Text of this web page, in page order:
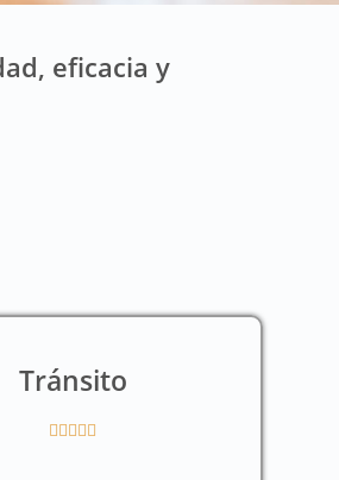
eficacia y
Tránsito
    